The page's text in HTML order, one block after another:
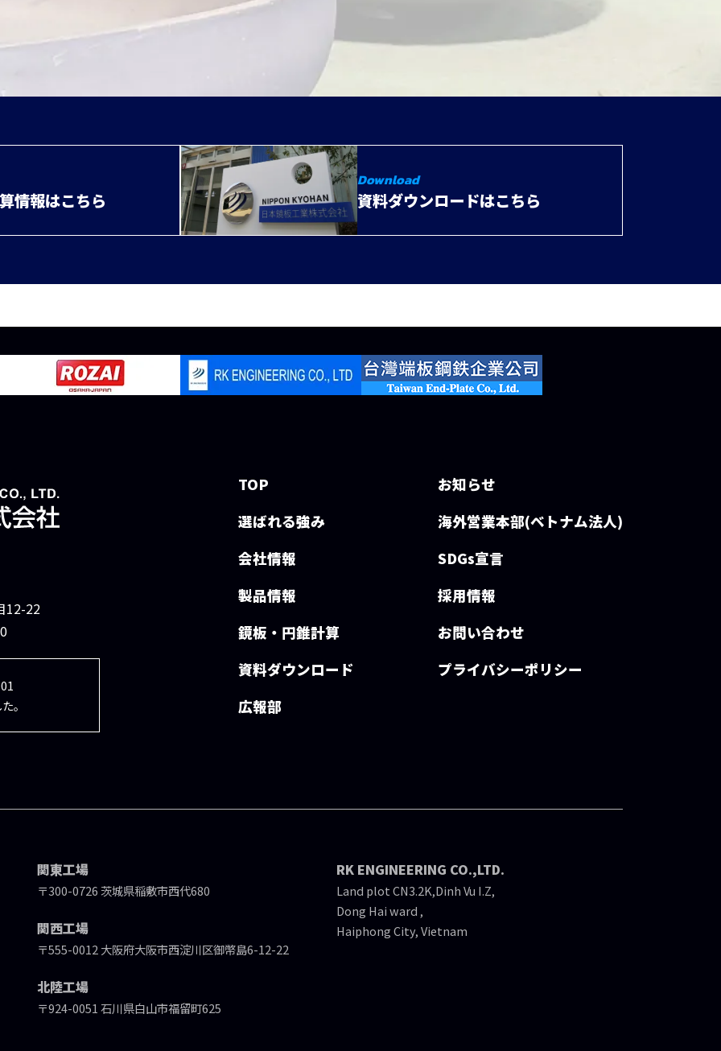
情報はこちら
Download
資料ダウンロードはこちら
12-22
。
TOP
選ばれる強み
会社情報
製品情報
鏡板・円錐計算
資料ダウンロード
広報部
お知らせ
海外営業本部(ベトナム法人)
SDGs宣言
採用情報
お問い合わせ
プライバシーポリシー
関東工場
〒300-0726 茨城県稲敷市西代680
関西工場
〒555-0012 大阪府大阪市西淀川区御幣島6-12-22
北陸工場
〒924-0051 石川県白山市福留町625
RK ENGINEERING CO.,LTD.
Land plot CN3.2K,Dinh Vu I.Z,
Dong Hai ward ,
Haiphong City, Vietnam